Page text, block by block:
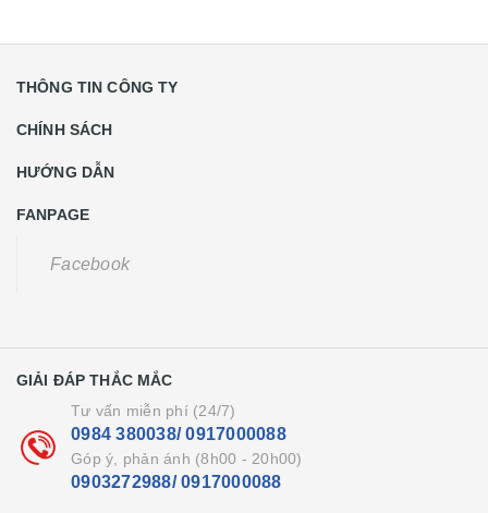
THÔNG TIN CÔNG TY
CHÍNH SÁCH
HƯỚNG DẪN
FANPAGE
Facebook
GIẢI ĐÁP THẮC MẮC
Tư vấn miễn phí (24/7)
0984 380038/ 0917000088
Góp ý, phản ánh (8h00 - 20h00)
0903272988/ 0917000088